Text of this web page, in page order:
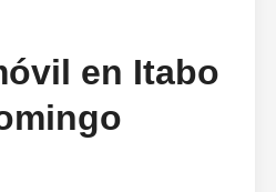
en Itabo